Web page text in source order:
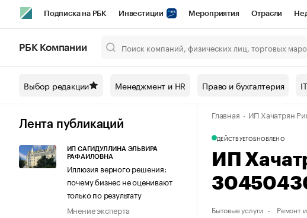
Подписка на РБК Инвестиции Мероприятия Отрасли
Спецпроекты СПб Конференции СПб Спецпроекты Проверка
Технологии и медиа Рынок наличной валюты
РБК Компании
Выбор редакции Менеджмент и HR Право и бухгалтерия
Лента публикаций
ИП САГИДУЛЛИНА ЭЛЬВИРА
РАФАИЛОВНА
Иллюзия верного решения:
почему бизнес не оценивают
только по результату
Мнение эксперта
Главная ИП Хачатрян
ДЕЙСТВУЕТОБНОВЛЕНО
ИП
Бытовые услуги Ремонт